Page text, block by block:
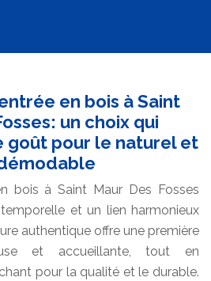
en bois à Saint
un choix qui
goût pour le naturel et
bois à Saint Maur Des Fosses
et un lien harmonieux
authentique offre une première
et accueillante, tout en
pour la qualité et le durable.